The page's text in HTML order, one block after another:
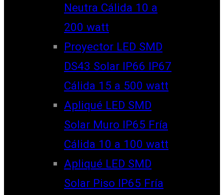
Neutra Cálida 10 a
200 watt
Proyector LED SMD
DS43 Solar IP66 IP67
Cálida 15 a 500 watt
Apliqué LED SMD
Solar Muro IP65 Fría
Cálida 10 a 100 watt
Apliqué LED SMD
Solar Piso IP65 Fría